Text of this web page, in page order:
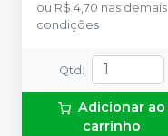
ou R$ 4,70 nas demais
condições
Qtd :
Adicionar ao
carrinho